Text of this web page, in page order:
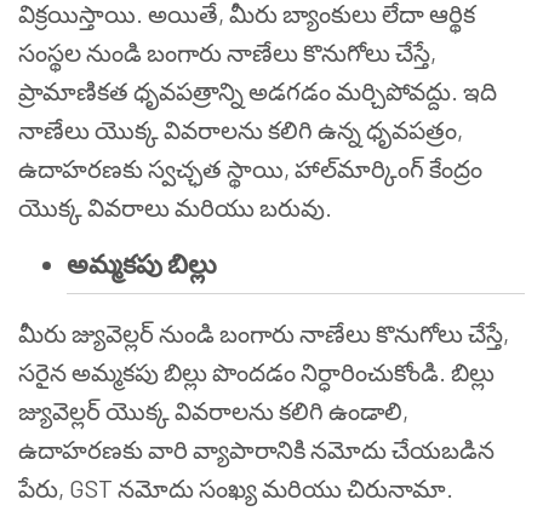
విక్రయిస్తాయి. అయితే, మీరు బ్యాంకులు లేదా ఆర్థిక
సంస్థల నుండి బంగారు నాణేలు కొనుగోలు చేస్తే,
ప్రామాణికత ధృవపత్రాన్ని అడగడం మర్చిపోవద్దు. ఇది
నాణేలు యొక్క వివరాలను కలిగి ఉన్న ధృవపత్రం,
ఉదాహరణకు స్వచ్ఛత స్థాయి, హాల్‌మార్కింగ్ కేంద్రం
యొక్క వివరాలు మరియు బరువు.
అమ్మకపు బిల్లు
మీరు జ్యువెల్లర్ నుండి బంగారు నాణేలు కొనుగోలు చేస్తే,
సరైన అమ్మకపు బిల్లు పొందడం నిర్ధారించుకోండి. బిల్లు
జ్యువెల్లర్ యొక్క వివరాలను కలిగి ఉండాలి,
ఉదాహరణకు వారి వ్యాపారానికి నమోదు చేయబడిన
పేరు, GST నమోదు సంఖ్య మరియు చిరునామా.